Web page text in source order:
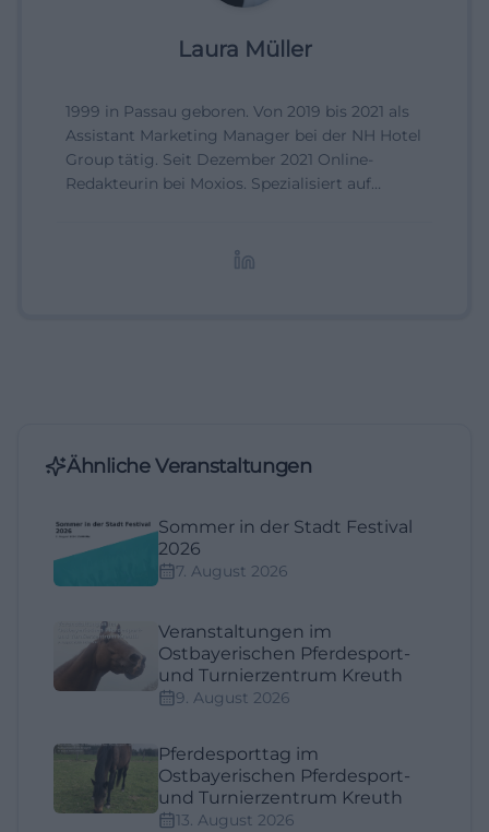
Laura Müller
1999 in Passau geboren. Von 2019 bis 2021 als
Assistant Marketing Manager bei der NH Hotel
Group tätig. Seit Dezember 2021 Online-
Redakteurin bei Moxios. Spezialisiert auf
Ähnliche Veranstaltungen
Sommer in der Stadt Festival
2026
7. August 2026
Veranstaltungen im
Ostbayerischen Pferdesport-
und Turnierzentrum Kreuth
9. August 2026
Pferdesporttag im
Ostbayerischen Pferdesport-
und Turnierzentrum Kreuth
13. August 2026